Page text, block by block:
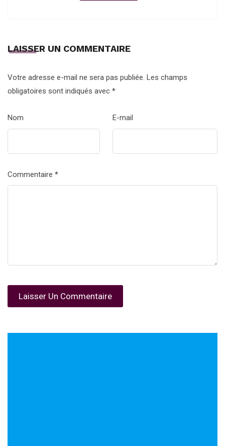
LAISSER UN COMMENTAIRE
Votre adresse e-mail ne sera pas publiée. Les champs
obligatoires sont indiqués avec *
Nom E-mail
Commentaire *